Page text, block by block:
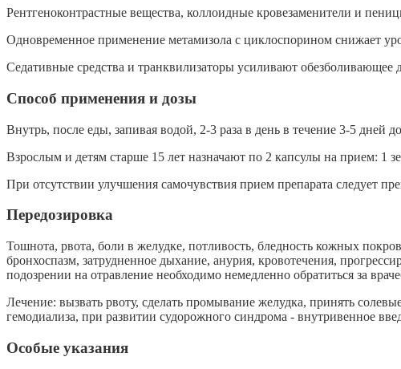
Рентгеноконтрастные вещества, коллоидные кровезаменители и
Одновременное применение метамизола с циклоспорином снижает
Седативные средства и транквилизаторы усиливают обезболивающее
Способ применения и дозы
Внутрь, после еды, запивая водой, 2-3 раза в день в течение 3-5 дней
Взрослым и детям старше 15 лет назначают по 2 капсулы на прием: 1
При отсутствии улучшения самочувствия прием препарата следует
Передозировка
Тошнота, рвота, боли в желудке, потливость, бледность кожных
бронхоспазм, затрудненное дыхание, анурия, кровотечения,
подозрении на отравление необходимо немедленно обратиться за
Лечение: вызвать рвоту, сделать промывание желудка, принять
гемодиализа, при развитии судорожного синдрома - внутривенное
Особые указания